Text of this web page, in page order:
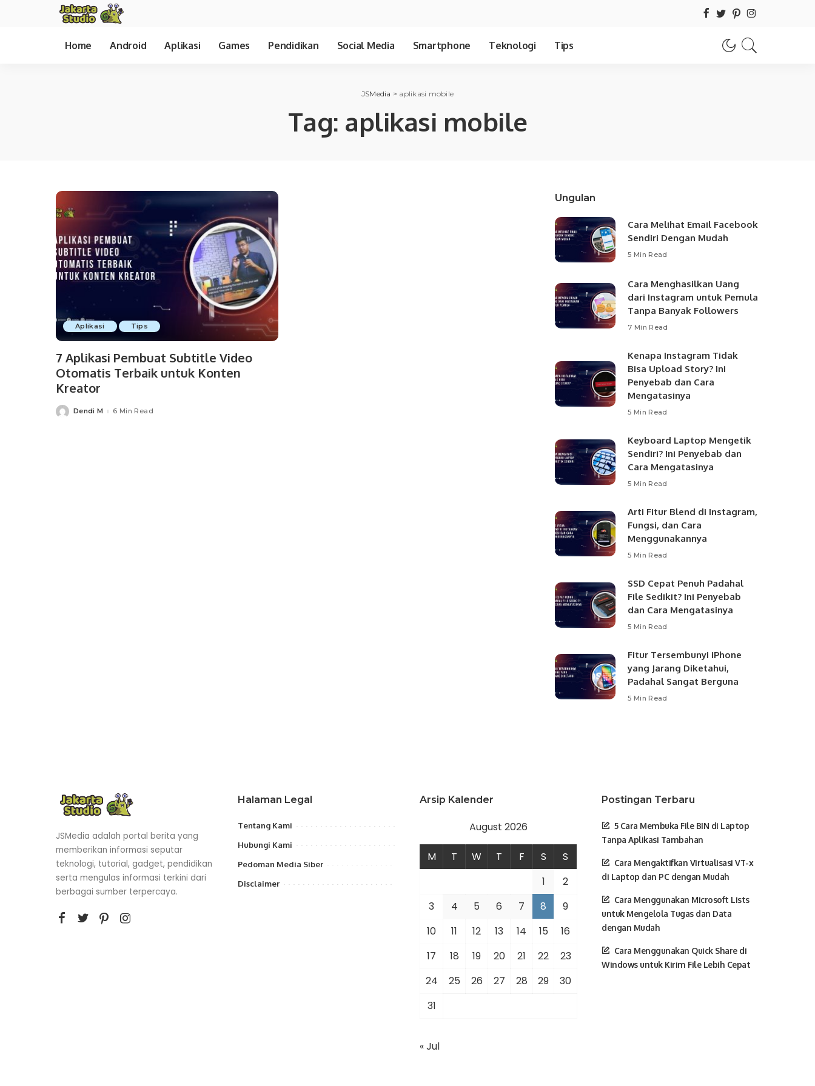
Home Android Aplikasi Games Pendidikan Social Media Smartphone Teknologi Tips
JSMedia > aplikasi mobile
Tag: aplikasi mobile
Aplikasi Tips
7 Aplikasi Pembuat Subtitle Video
Otomatis Terbaik untuk Konten
Kreator
PostedDendi M 6 Min Read
Ungulan
Cara Melihat Email Facebook
Sendiri Dengan Mudah
5 Min Read
Cara Menghasilkan Uang
dari Instagram untuk Pemula
Tanpa Banyak Followers
7 Min Read
Kenapa Instagram Tidak
Bisa Upload Story? Ini
Penyebab dan Cara
Mengatasinya
5 Min Read
Keyboard Laptop Mengetik
Sendiri? Ini Penyebab dan
Cara Mengatasinya
5 Min Read
Arti Fitur Blend di Instagram,
Fungsi, dan Cara
Menggunakannya
5 Min Read
SSD Cepat Penuh Padahal
File Sedikit? Ini Penyebab
dan Cara Mengatasinya
5 Min Read
Fitur Tersembunyi iPhone
yang Jarang Diketahui,
Padahal Sangat Berguna
5 Min Read
JSMedia adalah portal berita yang
memberikan informasi seputar
teknologi, tutorial, gadget, pendidikan
serta mengulas informasi terkini dari
berbagai sumber terpercaya.
Halaman Legal
Tentang Kami
Hubungi Kami
Pedoman Media Siber
Disclaimer
Arsip Kalender
August 2026
M T W T F S
S
1
2
3
4 5 6 7 8
9
10
11 12 13 14 15
16
17
18 19 20 21 22
23
24
25 26 27 28 29
30
31
« Jul
Postingan Terbaru
5 Cara Membuka File BIN di Laptop
Tanpa Aplikasi Tambahan
Cara Mengaktifkan Virtualisasi VT-x
di Laptop dan PC dengan Mudah
Cara Menggunakan Microsoft Lists
untuk Mengelola Tugas dan Data
dengan Mudah
Cara Menggunakan Quick Share di
Windows untuk Kirim File Lebih Cepat